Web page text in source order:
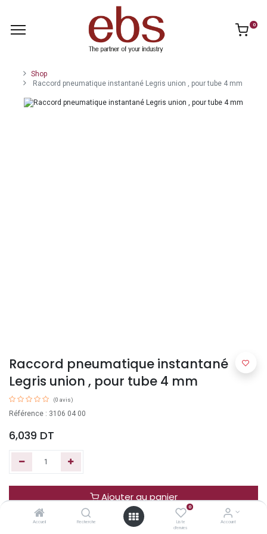
Accueil Recherche
0
Liste
d'envies
Account
0
Shop
Raccord pneumatique instantané Legris union , pour tube 4 mm
Raccord pneumatique instantané
Legris union , pour tube 4 mm
(0 avis)
Référence : 3106 04 00
6,039 DT
Ajouter au panier
Acheter maintenant